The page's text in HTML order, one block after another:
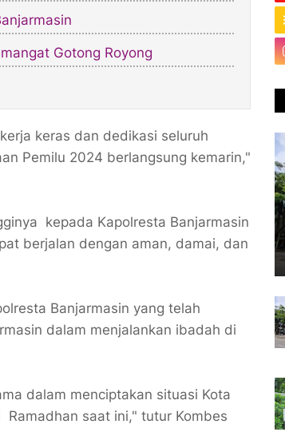
Gotong Royong
keras dan dedikasi seluruh
Pemilu 2024 berlangsung kemarin,"
kepada Kapolresta Banjarmasin
berjalan dengan aman, damai, dan
Banjarmasin yang telah
dalam menjalankan ibadah di
dalam menciptakan situasi Kota
saat ini," tutur Kombes